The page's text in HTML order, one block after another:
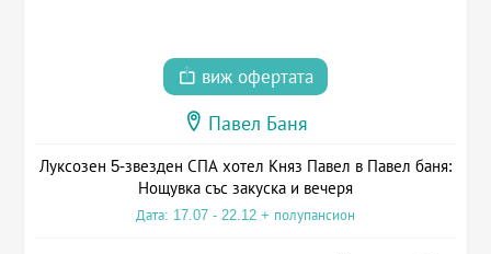
виж офертата
Павел Баня
Луксозен 5-звезден СПА хотел Княз Павел в Павел баня:
Нощувка със закуска и вечеря
Дата: 17.07 - 22.12 + полупансион